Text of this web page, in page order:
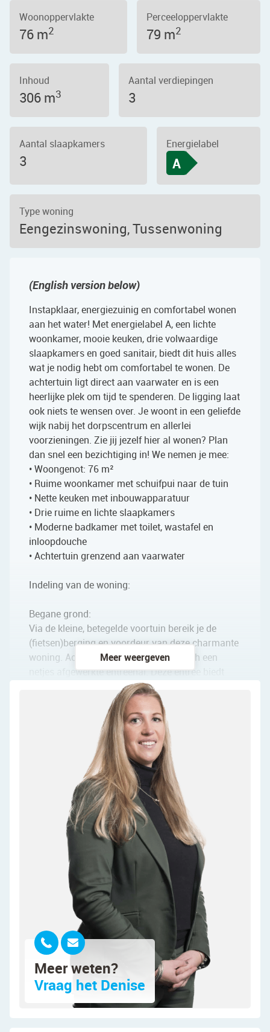
Woonoppervlakte
76 m2
Perceeloppervlakte
79 m2
Inhoud
306 m3
Aantal verdiepingen
3
Aantal slaapkamers
3
Energielabel
A
Type woning
Eengezinswoning, Tussenwoning
(English version below)
Instapklaar, energiezuinig en comfortabel wonen
aan het water! Met energielabel A, een lichte
woonkamer, mooie keuken, drie volwaardige
slaapkamers en goed sanitair, biedt dit huis alles
wat je nodig hebt om comfortabel te wonen. De
achtertuin ligt direct aan vaarwater en is een
heerlijke plek om tijd te spenderen. De ligging laat
ook niets te wensen over. Je woont in een geliefde
wijk nabij het dorpscentrum en allerlei
voorzieningen. Zie jij jezelf hier al wonen? Plan
dan snel een bezichtiging in! We nemen je mee:
• Woongenot: 76 m²
• Ruime woonkamer met schuifpui naar de tuin
• Nette keuken met inbouwapparatuur
• Drie ruime en lichte slaapkamers
• Moderne badkamer met toilet, wastafel en
inloopdouche
• Achtertuin grenzend aan vaarwater
Indeling van de woning:
Begane grond:
Via de kleine, betegelde voortuin bereik je de
(fietsen)berging en voordeur van deze charmante
woning. Achter de voordeur bevindt zich een
netjes afgewerkte entreehal. Deze entree biedt
toegang tot de meterkast, een berging met daarin
de wasmachine- en drogeraansluitingen, een
toiletruimte met zwevend toilet en fonteintje, de
trap naar de eerste verdieping en de woonkamer.
De ruime woonkamer is afgewerkt met een mooie
vloer met vloerverwarming en strakke wanden.
Het grote raam aan de voorzijde en de schuifpui
aan de achterzijde zorgen voor een geweldige
lichtinval. De open keuken is aan de voorzijde van
het huis gesitueerd. Deze keuken is uitgevoerd in
een hoekopstelling en heeft een strak design met
witte keukenkastjes en een zwart werkblad. Je
treft hier de volgende apparatuur aan:
vaatwasser, gasfornuis, afzuigkap, oven, koelkast
Via de woonkamer heb je verder nog toegang tot
een praktische bergkast.
Eerste verdieping:
De eerste verdieping telt drie slaapkamers en een
badkamer. Twee slaapkamers liggen aan de
Meer weergeven
Meer weten?
Vraag het Denise